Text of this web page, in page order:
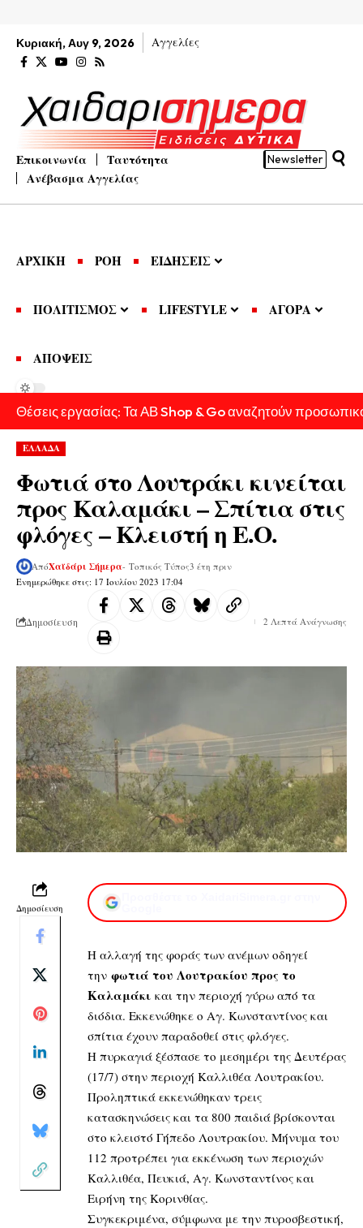
Κυριακή, Αυγ 9, 2026 Αγγελίες
Επικοινωνία
Ταυτότητα
Ανέβασμα Αγγελίας
Newsletter
ΑΡΧΙΚΗ ΡΟΗ ΕΙΔΗΣΕΙΣ
ΠΟΛΙΤΙΣΜΟΣ LIFESTYLE ΑΓΟΡΑ
ΑΠΟΨΕΙΣ
Θέσεις εργασίας: Τα ΑΒ Shop & Go αναζητούν
ΕΛΛΑΔΑ
Φωτιά στο Λουτράκι κινείται
προς Καλαμάκι – Σπίτια στις
φλόγες – Κλειστή η Ε.Ο.
Ενημερώθηκε στις: 17 Ιουλίου 2023 17:04
ΑπόΧαϊδάρι Σήμερα- Τοπικός Τύπος3 έτη πριν
Δημοσίευση 2 Λεπτά Ανάγνωσης
Δημοσίευση
Η αλλαγή της φοράς των ανέμων οδηγεί
την φωτιά του Λουτρακίου προς το
Καλαμάκι και την περιοχή γύρω από τα
διόδια. Εκκενώθηκε ο Αγ. Κωνσταντίνος και
σπίτια έχουν παραδοθεί στις φλόγες.
H πυρκαγιά ξέσπασε το μεσημέρι της Δευτέρας
(17/7) στην περιοχή Καλλιθέα Λουτρακίου.
Προληπτικά εκκενώθηκαν τρεις
κατασκηνώσεις και τα 800 παιδιά βρίσκονται
στο κλειστό Γήπεδο Λουτρακίου. Μήνυμα του
112 προτρέπει για εκκένωση των περιοχών
Καλλιθέα, Πευκιά, Αγ. Κωνσταντίνος και
Ειρήνη της Κορινθίας.
Συγκεκριμένα, σύμφωνα με την πυροσβεστική,